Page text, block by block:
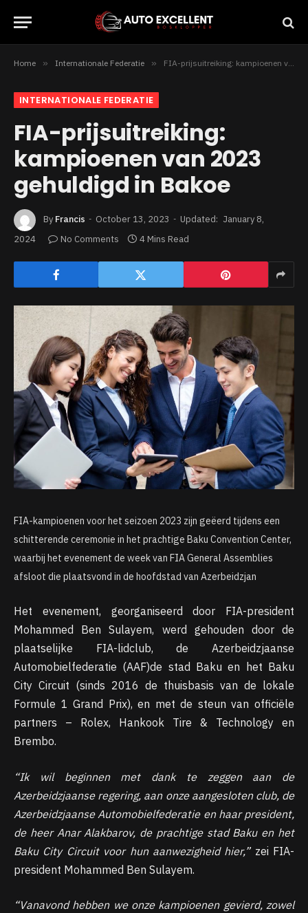
Home » Internationale Federatie » FIA-prijsuitreiking: kampioenen van 2023 gehuldigd in Bakoe
INTERNATIONALE FEDERATIE
FIA-prijsuitreiking:
kampioenen van 2023
gehuldigd in Bakoe
By Francis October 13, 2023 Updated: January 8,
2024
No Comments 4 Mins Read
FIA-kampioenen voor het seizoen 2023 zijn geëerd tijdens een
schitterende ceremonie in het prachtige Baku Convention Center,
waarbij het evenement de week van FIA General Assemblies
afsloot die plaatsvond in de hoofdstad van Azerbeidzjan
Het evenement, georganiseerd door FIA-president
Mohammed Ben Sulayem, werd gehouden door de
plaatselijke FIA-lidclub, de Azerbeidzjaanse
Automobielfederatie (AAF)de stad Baku en het Baku
City Circuit (sinds 2016 de thuisbasis van de lokale
Formule 1 Grand Prix), en met de steun van officiële
partners – Rolex, Hankook Tire & Technology en
Brembo.
“Ik wil beginnen met dank te zeggen aan de
Azerbeidzjaanse regering, aan onze aangesloten club, de
Azerbeidzjaanse Automobielfederatie en haar president,
de heer Anar Alakbarov, de prachtige stad Baku en het
Baku City Circuit voor hun aanwezigheid hier,”zei FIA-
president Mohammed Ben Sulayem.
“Vanavond hebben we onze kampioenen gevierd, zowel